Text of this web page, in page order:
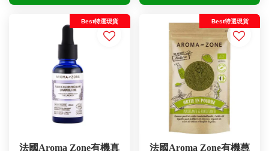
Best特選現貨
法國Aroma Zone有機真
Best特選現貨
法國Aroma Zone有機蕁